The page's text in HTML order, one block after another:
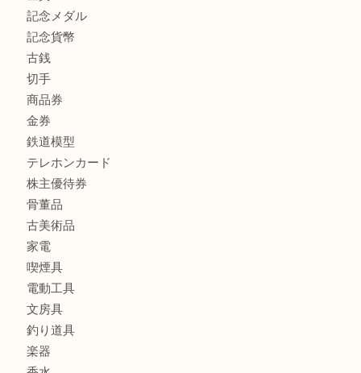
全て
高額買取情報
貴金属
宝石
金製品
銀製品
バッグ
財布
ブランド